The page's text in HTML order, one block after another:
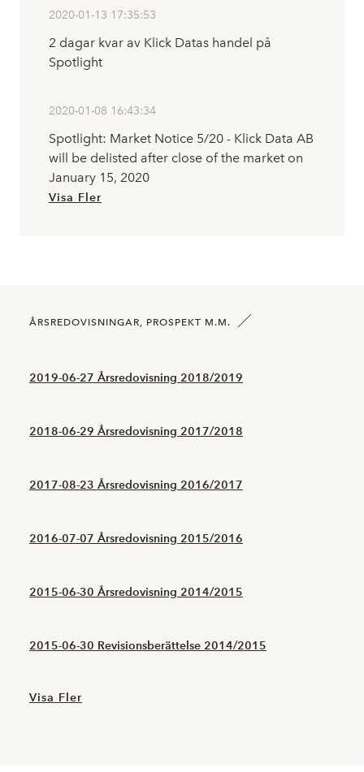
2020-01-13 17:35:53
2 dagar kvar av Klick Datas handel på
Spotlight
2020-01-08 16:43:34
Spotlight: Market Notice 5/20 - Klick Data AB
will be delisted after close of the market on
January 15, 2020
Visa Fler
ÅRSREDOVISNINGAR, PROSPEKT M.M.
2019-06-27 Årsredovisning 2018/2019
2018-06-29 Årsredovisning 2017/2018
2017-08-23 Årsredovisning 2016/2017
2016-07-07 Årsredovisning 2015/2016
2015-06-30 Årsredovisning 2014/2015
2015-06-30 Revisionsberättelse 2014/2015
Visa Fler